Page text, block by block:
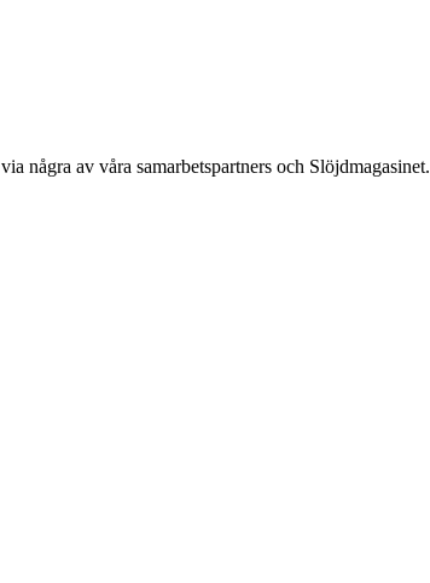
några av våra samarbetspartners och Slöjdmagasinet.